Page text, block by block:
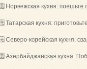
🗒 Норвежская кухня: поешьте
🗒 Татарская кухня:
🗒 Северо-корейская кухня:
🗒 Азербайджанская кухня: